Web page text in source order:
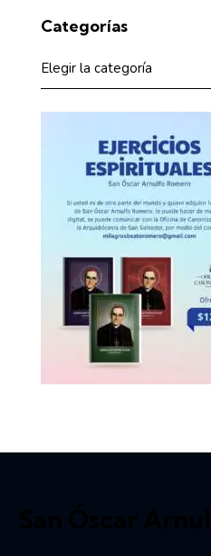
Categorías